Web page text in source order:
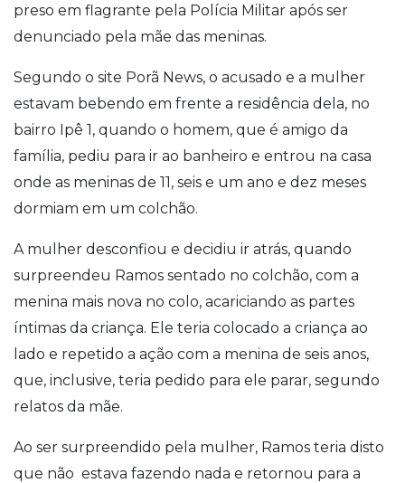
preso em flagrante pela Polícia Militar após ser
denunciado pela mãe das meninas.
Segundo o site Porã News, o acusado e a mulher
estavam bebendo em frente a residência dela, no
bairro Ipê 1, quando o homem, que é amigo da
família, pediu para ir ao banheiro e entrou na casa
onde as meninas de 11, seis e um ano e dez meses
dormiam em um colchão.
A mulher desconfiou e decidiu ir atrás, quando
surpreendeu Ramos sentado no colchão, com a
menina mais nova no colo, acariciando as partes
íntimas da criança. Ele teria colocado a criança ao
lado e repetido a ação com a menina de seis anos,
que, inclusive, teria pedido para ele parar, segundo
relatos da mãe.
Ao ser surpreendido pela mulher, Ramos teria disto
que não estava fazendo nada e retornou para a